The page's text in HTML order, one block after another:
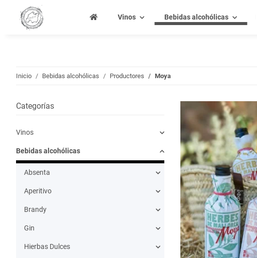
Vinos Bebidas alcohólicas
Inicio Bebidas alcohólicas Productores Moya
Categorías
Vinos
Bebidas alcohólicas
Absenta
Aperitivo
Brandy
Gin
Hierbas Dulces